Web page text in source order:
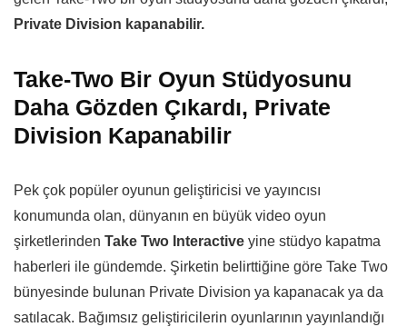
Private Division kapanabilir.
Take-Two Bir Oyun Stüdyosunu
Daha Gözden Çıkardı, Private
Division Kapanabilir
Pek çok popüler oyunun geliştiricisi ve yayıncısı
konumunda olan, dünyanın en büyük video oyun
şirketlerinden Take Two Interactive yine stüdyo kapatma
haberleri ile gündemde. Şirketin belirttiğine göre Take Two
bünyesinde bulunan Private Division ya kapanacak ya da
satılacak. Bağımsız geliştiricilerin oyunlarının yayınlandığı